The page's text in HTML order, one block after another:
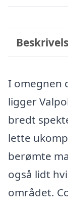
I omegnen
ligger
bredt
lette
berømte
også lidt
området.